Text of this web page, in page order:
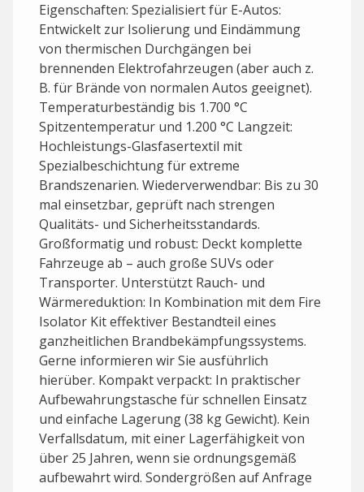
Eigenschaften: Spezialisiert für E-Autos:
Entwickelt zur Isolierung und Eindämmung
von thermischen Durchgängen bei
brennenden Elektrofahrzeugen (aber auch z.
B. für Brände von normalen Autos geeignet).
Temperaturbeständig bis 1.700 °C
Spitzentemperatur und 1.200 °C Langzeit:
Hochleistungs-Glasfasertextil mit
Spezialbeschichtung für extreme
Brandszenarien. Wiederverwendbar: Bis zu 30
mal einsetzbar, geprüft nach strengen
Qualitäts- und Sicherheitsstandards.
Großformatig und robust: Deckt komplette
Fahrzeuge ab – auch große SUVs oder
Transporter. Unterstützt Rauch- und
Wärmereduktion: In Kombination mit dem Fire
Isolator Kit effektiver Bestandteil eines
ganzheitlichen Brandbekämpfungssystems.
Gerne informieren wir Sie ausführlich
hierüber. Kompakt verpackt: In praktischer
Aufbewahrungstasche für schnellen Einsatz
und einfache Lagerung (38 kg Gewicht). Kein
Verfallsdatum, mit einer Lagerfähigkeit von
über 25 Jahren, wenn sie ordnungsgemäß
aufbewahrt wird. Sondergrößen auf Anfrage